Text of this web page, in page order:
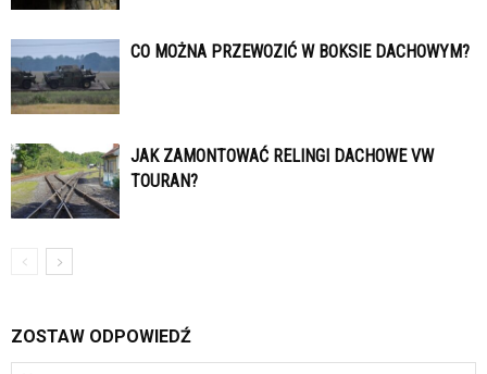
CO MOŻNA PRZEWOZIĆ W BOKSIE DACHOWYM?
JAK ZAMONTOWAĆ RELINGI DACHOWE VW
TOURAN?
ZOSTAW ODPOWIEDŹ